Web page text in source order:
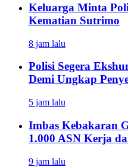
Keluarga Minta
Kematian Sutrimo
8 jam lalu
Polisi Segera
Demi Ungkap
5 jam lalu
Imbas Kebakaran
1.000 ASN Kerja
9 jam lalu